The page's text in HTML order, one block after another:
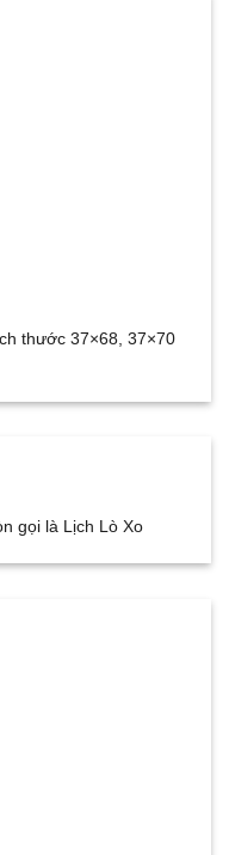
thước 37×68, 37×70
gọi là Lịch Lò Xo